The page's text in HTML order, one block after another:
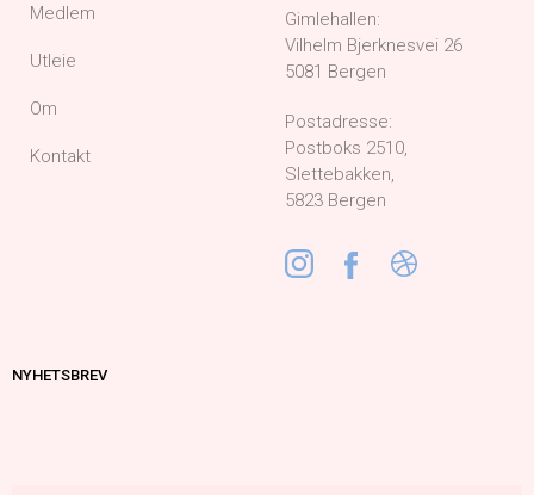
Medlem
Utleie
Om
Kontakt
Gimlehallen:
Vilhelm Bjerknesvei 26
5081 Bergen
Postadresse:
Postboks 2510,
Slettebakken,
5823 Bergen
NYHETSBREV